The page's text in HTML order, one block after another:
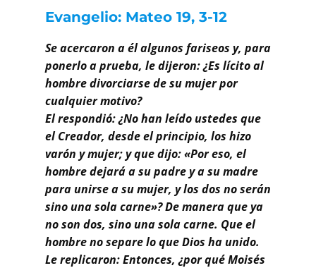
Recursos
Buscar
Evangelio: Mateo 19, 3-12
Se acercaron a él algunos fariseos y, para
ponerlo a prueba, le dijeron: ¿Es lícito al
hombre divorciarse de su mujer por
cualquier motivo?
El respondió: ¿No han leído ustedes que
el Creador, desde el principio, los hizo
varón y mujer; y que dijo: «Por eso, el
hombre dejará a su padre y a su madre
para unirse a su mujer, y los dos no serán
sino una sola carne»? De manera que ya
no son dos, sino una sola carne. Que el
hombre no separe lo que Dios ha unido.
Le replicaron: Entonces, ¿por qué Moisés